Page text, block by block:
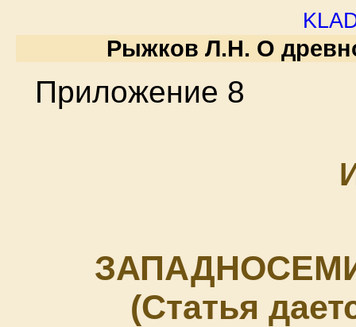
Рыжков Л.Н. О
Приложение 8
(Статья